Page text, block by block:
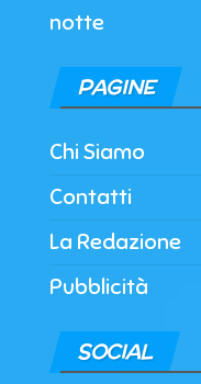
notte
PAGINE
Chi Siamo
Contatti
La Redazione
Pubblicità
SOCIAL